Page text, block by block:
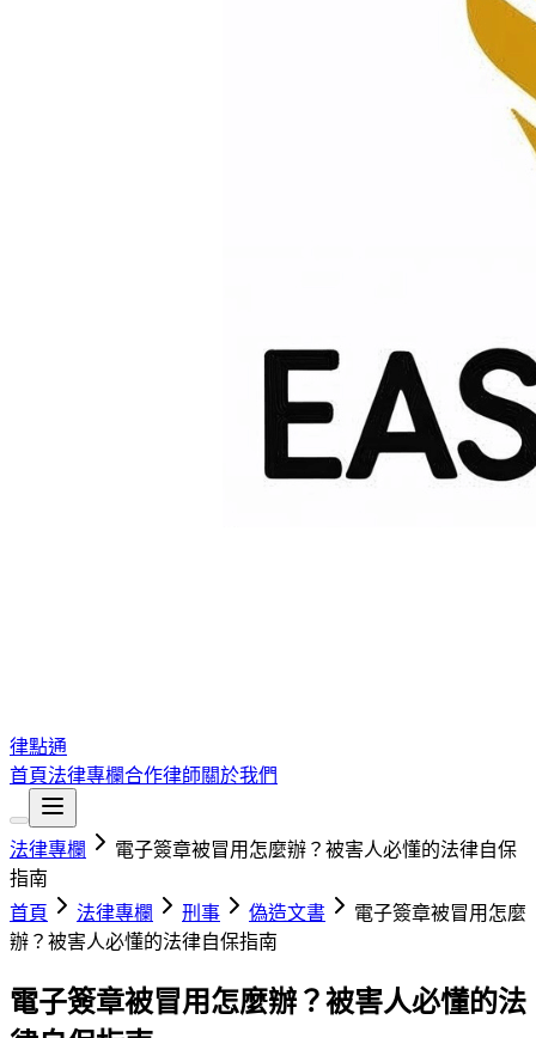
律點通
首頁法律專欄合作律師關於我們
法律專欄
電子簽章被冒用怎麼辦？被害人必懂的法律自保
指南
首頁
法律專欄 刑事 偽造文書
電子簽章被冒用怎麼
辦？被害人必懂的法律自保指南
電子簽章被冒用怎麼辦？被害人必懂的法